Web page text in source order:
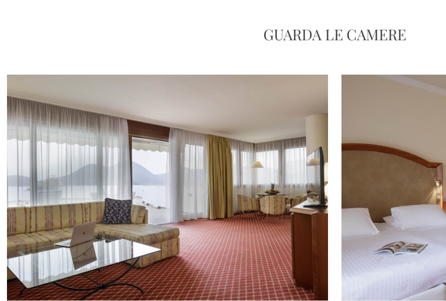
GUARDA LE CAMERE